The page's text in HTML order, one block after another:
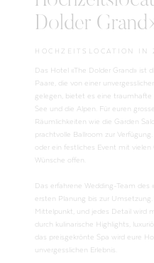
Dolder
HOCHZEITSLOCATION IN
Das Hotel «The Dolder Grand» ist
Paare, die von einer
gelegen, bietet es eine
See und die Alpen. Für euren
Räumlichkeiten wie die Garden
prachtvolle Ballroom zur
oder ein festliches Event mit
Wünsche offen.
Das erfahrene Wedding-Team
ersten Planung bis zur
Mittelpunkt, und jedes Detail wird
durch kulinarische Highlights,
das preisgekrönte Spa wird eure
unvergesslichen Erlebnis.